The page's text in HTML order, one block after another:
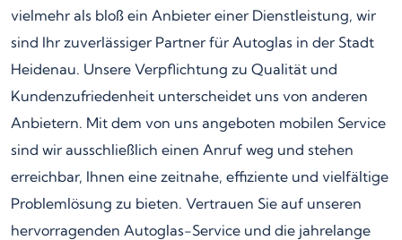
vielmehr als bloß ein Anbieter einer Dienstleistung, wir
sind Ihr zuverlässiger Partner für Autoglas in der Stadt
Heidenau. Unsere Verpflichtung zu Qualität und
Kundenzufriedenheit unterscheidet uns von anderen
Anbietern. Mit dem von uns angeboten mobilen Service
sind wir ausschließlich einen Anruf weg und stehen
erreichbar, Ihnen eine zeitnahe, effiziente und vielfältige
Problemlösung zu bieten. Vertrauen Sie auf unseren
hervorragenden Autoglas-Service und die jahrelange